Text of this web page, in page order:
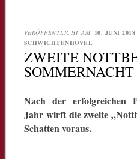
VERÖFFENTLICHT AM 10. JUNI 2018
SCHWICHTENHÖVEL
ZWEITE
SOMMERNACHT
Nach der erfolgreichen
Jahr wirft die zweite
Schatten voraus.